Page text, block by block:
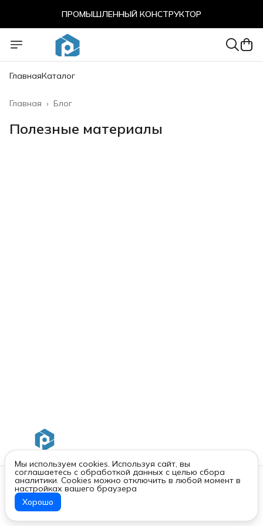
ПРОМЫШЛЕННЫЙ КОНСТРУКТОР
ПРОМЫШЛЕННЫЙ КОНСТРУКТОР
ГлавнаяКаталог
Блог
Главная ›
Полезные материалы
Контакты
Адрес
г. Санкт-Петербург, Московский пр. 93 лит. А
Телефон
8 (800) 550-77-89
Режим работы
ООО «ПРОМЫШЛЕННЫЙ КОНСТРУКТОР»
Мы используем cookies. Используя сайт, вы
соглашаетесь с обработкой данных с целью сбора
аналитики. Cookies можно отключить в любой момент в
настройках вашего браузера
Хорошо